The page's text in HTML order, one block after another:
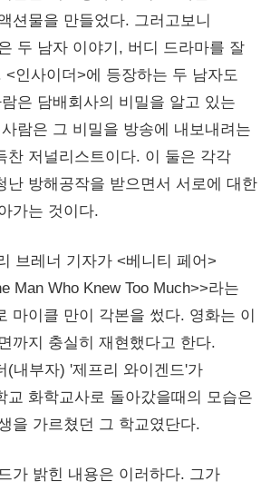
션물을 만들었다. 그러고보니
두 남자 이야기, 버디 드라마를 잘
<인사이더>에 등장하는 두 남자도
은 담배회사의 비밀을 알고 있는
람은 그 비밀을 방송에 내보내려는
찬 저널리스트이다. 이 둘은 각각
난 방해공작을 받으면서 서로에 대한
가는 것이다.
브레너 기자가 <베니티 페어>
Man Who Knew Too Much>>라는
마이클 만이 각본을 썼다. 영화는 이
까지 충실히 재현했다고 한다.
(내부자) '제프리 와이겐드'가
교 화학교사로 돌아갔을때의 모습은
을 가르쳤던 그 학교였단다.
가 밝힌 내용은 이러하다. 그가